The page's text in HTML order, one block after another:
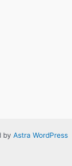
by Astra WordPress